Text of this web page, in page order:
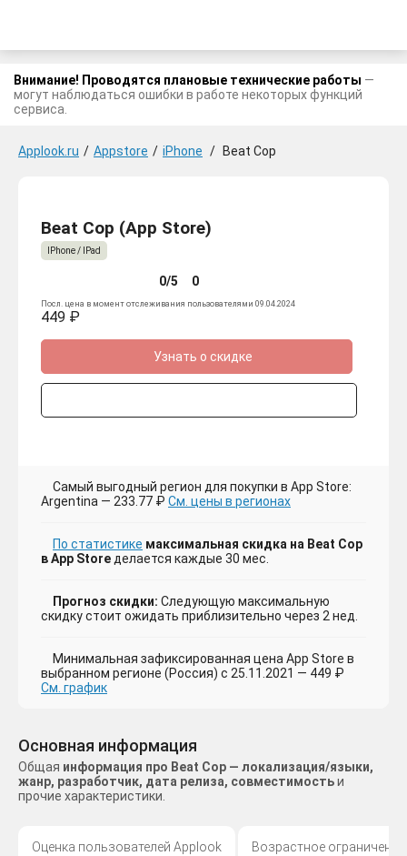
Внимание! Проводятся плановые технические работы —
могут наблюдаться ошибки в работе некоторых функций
сервиса.
Applook.ru / Appstore / iPhone / Beat Cop
Beat Cop (App Store)
IPhone / IPad
0/5 0
Посл. цена в момент отслеживания пользователями 09.04.2024
449 ₽
Узнать о скидке
Самый выгодный регион для покупки в App Store:
Argentina — 233.77 ₽ См. цены в регионах
По статистике максимальная скидка на Beat Cop
в App Storeделается каждые 30 мес.
Прогноз скидки: Следующую максимальную
скидку стоит ожидать приблизительно через 2 нед.
Минимальная зафиксированная цена App Store в
выбранном регионе (Россия) с 25.11.2021 — 449 ₽
См. график
Основная информация
Общая информация про Beat Cop — локализация/языки,
жанр, разработчик, дата релиза, совместимостьи
прочие характеристики.
Оценка пользователей Applook
Возрастное ограничение